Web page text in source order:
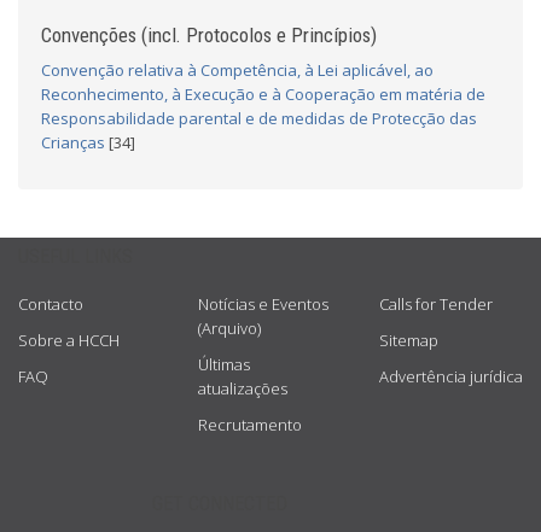
Convenções (incl. Protocolos e Princípios)
Convenção relativa à Competência, à Lei aplicável, ao
Reconhecimento, à Execução e à Cooperação em matéria de
Responsabilidade parental e de medidas de Protecção das
Crianças [34]
Contacto
Sobre a HCCH
FAQ
Notícias e Eventos
(Arquivo)
Últimas
atualizações
Recrutamento
Calls for Tender
Sitemap
Advertência jurídica